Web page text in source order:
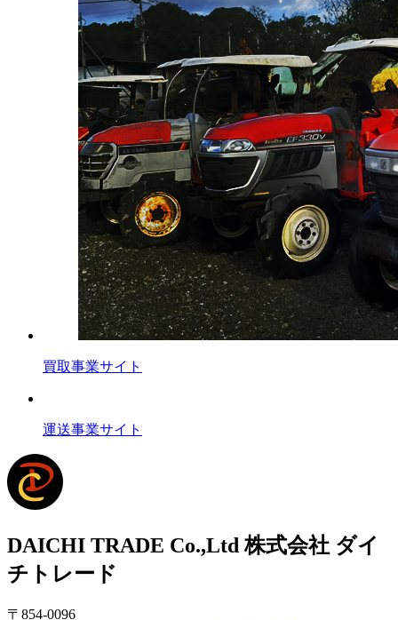
買取事業サイト
運送事業サイト
DAICHI TRADE Co.,Ltd 株式会社 ダイ
チトレード
〒854-0096